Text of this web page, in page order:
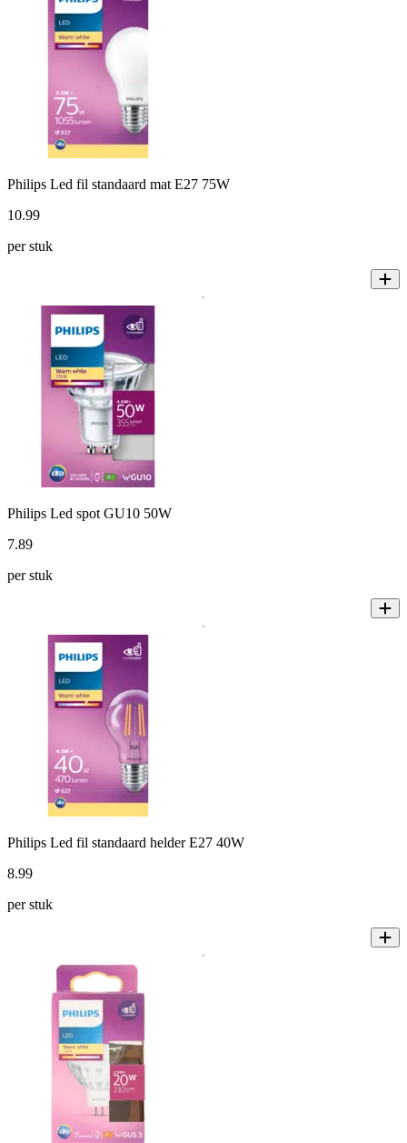
Philips Led fil standaard mat E27 75W
10.99
per stuk
Philips Led spot GU10 50W
7.89
per stuk
Philips Led fil standaard helder E27 40W
8.99
per stuk